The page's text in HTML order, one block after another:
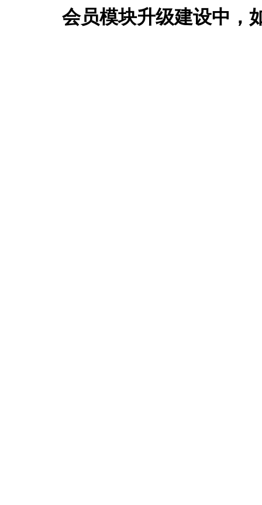
会员模块升级建设中，